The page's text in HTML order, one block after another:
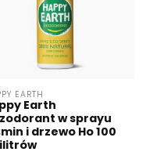
EARTH
Earth
w sprayu
i drzewo Ho 100